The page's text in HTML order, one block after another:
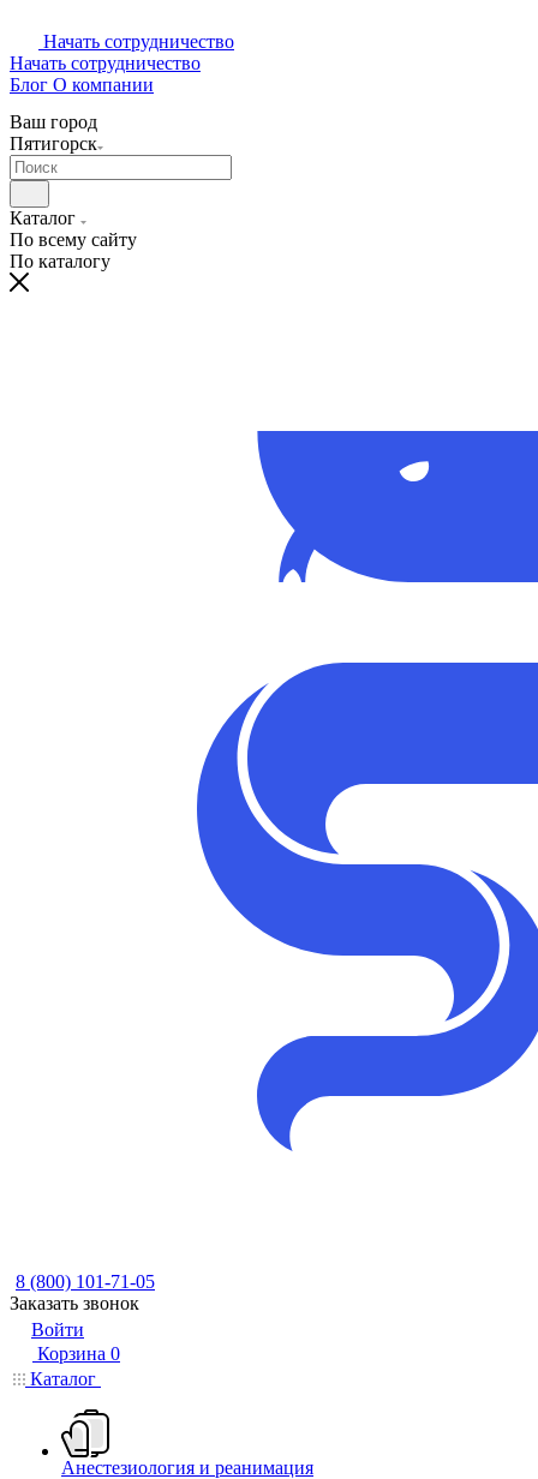
Начать сотрудничество
Начать сотрудничество
Блог О компании
Ваш город
Пятигорск
Каталог
По всему сайту
По каталогу
8 (800) 101-71-05
Заказать звонок
Войти
Корзина 0
Каталог
Анестезиология и реанимация